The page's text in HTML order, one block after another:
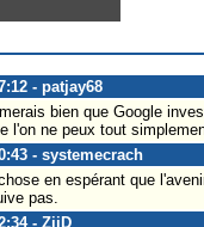
- patjay68
bien que Google
l'on ne peux tout
- systemecrach
en espérant que
pas.
- ZiiD